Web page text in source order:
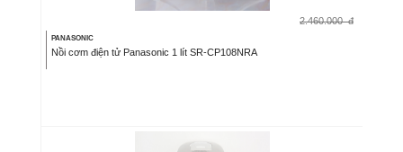
2.460.000 đ
PANASONIC
Nồi cơm điện tử Panasonic 1 lít SR-CP108NRA